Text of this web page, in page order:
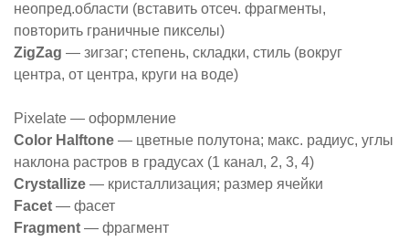
неопред.области (вставить отсеч. фрагменты,
повторить граничные пикселы)
ZigZag — зигзаг; степень, складки, стиль (вокруг
центра, от центра, круги на воде)
Pixelate — оформление
Color Halftone — цветные полутона; макс. радиус, углы
наклона растров в градусах (1 канал, 2, 3, 4)
Crystallize — кристаллизация; размер ячейки
Facet — фасет
Fragment — фрагмент